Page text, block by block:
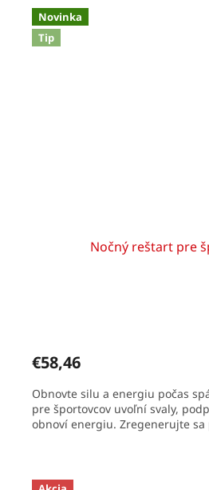
Novinka
Tip
Nočný reštart pre
€58,46
Obnovte silu a energiu počas
pre športovcov uvoľní svaly,
obnoví energiu. Zregenerujte sa